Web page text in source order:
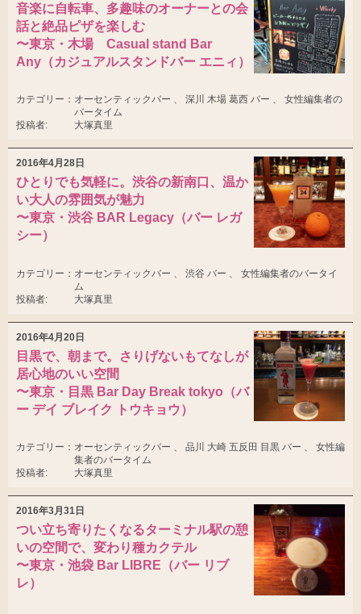
音楽に自転車、多趣味のオーナーとの会
話と絶品ピザを楽しむ
〜東京・木場 Casual stand Bar
Any（カジュアルスタンドバー エニィ）
カテゴリー： オーセンティックバー 、 深川 木場 葛西 バー 、 女性編集者の
バータイム
投稿者:
大塚真里
2016年4月28日
ひとりでも気軽に。渋谷の新南口、温か
い大人の雰囲気が魅力
〜東京・渋谷 BAR Legacy（バー レガ
シー）
カテゴリー： オーセンティックバー 、 渋谷 バー 、 女性編集者のバータイ
ム
投稿者:
大塚真里
2016年4月20日
目黒で、朝まで。さりげないもてなしが
居心地のいい空間
〜東京・目黒 Bar Day Break tokyo（バ
ー デイ ブレイク トウキョウ）
カテゴリー： オーセンティックバー 、 品川 大崎 五反田 目黒 バー 、 女性編
集者のバータイム
投稿者:
大塚真里
2016年3月31日
つい立ち寄りたくなるターミナル駅の憩
いの空間で、変わり種カクテル
〜東京・池袋 Bar LIBRE（バー リブ
レ）